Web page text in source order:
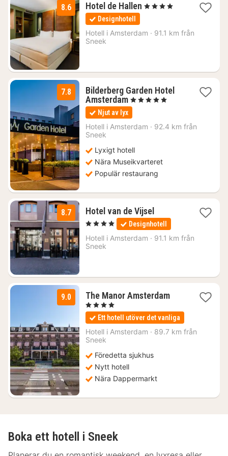
8.6 Hotel de Hallen 1
1276
, 4 Stjärnor
Designhotell
Hotell i Amsterdam · 91.1 km från
Sneek
7.8
Bilderberg Garden Hotel
Amsterdam1
natt
från
1418
, 5 Stjärnor
Njut av lyx
Hotell i Amsterdam · 92.4 km från
Sneek
Lyxigt hotell
Nära Museikvarteret
Populär restaurang
8.7 Hotel van de Vijsel1
natt
från
1354
, 4 Stjärnor Designhotell
Hotell i Amsterdam · 91.1 km från
Sneek
9.0 The Manor Amsterdam1
från
2036
kr.
, 4 Stjärnor
Ett hotell utöver det vanliga
Hotell i Amsterdam · 89.7 km från
Sneek
Föredetta sjukhus
Nytt hotell
Nära Dappermarkt
Boka ett hotell i Sneek